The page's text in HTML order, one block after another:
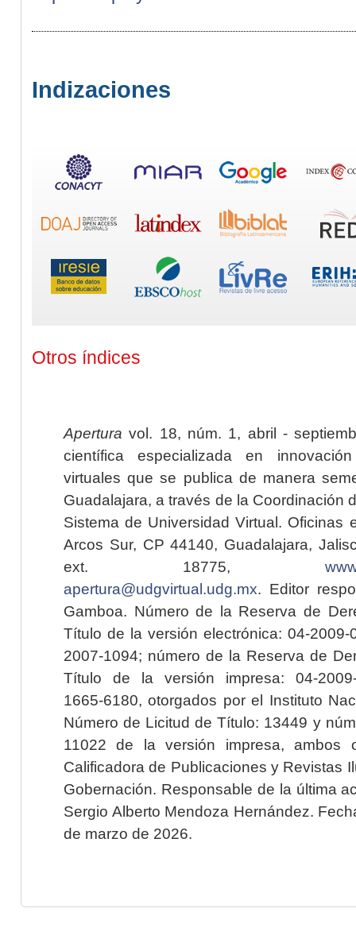
Indizaciones
Otros índices
Apertura vol. 18, núm. 1, abril -
científica especializada en
virtuales que se publica de manera
Guadalajara, a través de la Coordinación
Sistema de Universidad Virtual. Oficinas
Arcos Sur, CP 44140, Guadalajara,
ext. 18775,
apertura@udgvirtual.udg.mx. Editor
Gamboa. Número de la Reserva de
Título de la versión electrónica: 04-2009-
2007-1094; número de la Reserva de
Título de la versión impresa: 04-2009-
1665-6180, otorgados por el Instituto
Número de Licitud de Título: 13449 y
11022 de la versión impresa, ambos
Calificadora de Publicaciones y Revistas
Gobernación. Responsable de la última
Sergio Alberto Mendoza Hernández.
de marzo de 2026.